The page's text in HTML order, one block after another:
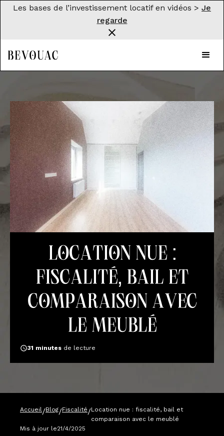
Les bases de l’investissement locatif en vidéos > Je
regarde
Location nue :
fiscalité, bail et
comparaison avec
le meublé
31 minutes de lecture
Accueil/Blog/Fiscalité/Location nue : fiscalité, bail et
comparaison avec le meublé
Mis à jour le21/4/2025